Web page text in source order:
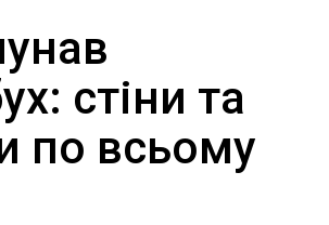
стіни та
по всьому